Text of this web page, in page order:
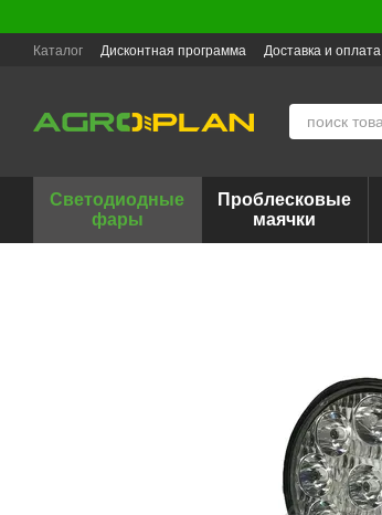
Каталог Дисконтная программа Доставка и оплата
Светодиодные
фары
Проблесковые
маячки